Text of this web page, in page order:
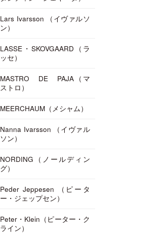
Lars Ivarsson （イヴァルソ
ン）
LASSE・SKOVGAARD（ラ
ッセ）
MASTRO DE PAJA（マ
ストロ）
MEERCHAUM（メシャム）
Nanna Ivarsson （イヴァル
ソン）
NORDING（ノールディン
グ）
Peder Jeppesen （ピータ
ー・ジェップセン）
Peter・Klein（ピーター・ク
ライン）